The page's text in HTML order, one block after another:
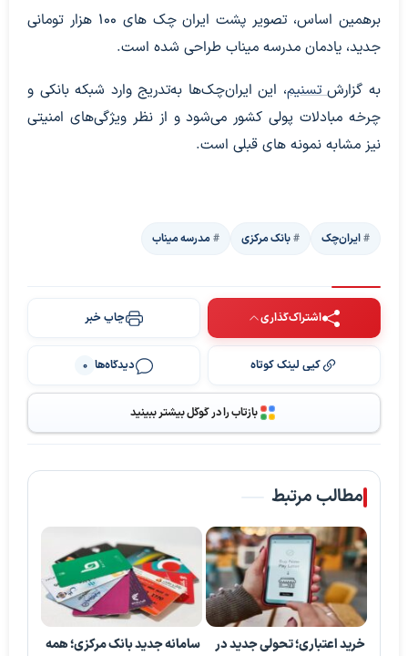
برهمین اساس، تصویر پشت ایران چک های 100 هزار تومانی
جدید، یادمان مدرسه میناب طراحی شده است.
به گزارشتسنیم، این ایران‌چک‌ها به‌تدریج وارد شبکه بانکی و
چرخه مبادلات پولی کشور می‌شود و از نظر ویژگی‌های امنیتی
نیز مشابه نمونه های قبلی است.
ایران‌چک بانک مرکزی مدرسه میناب
اشتراک‌گذاری چاپ خبر
کپی لینک کوتاه دیدگاه‌ها 0
بازتاب را در گوگل بیشتر ببینید
مطالب مرتبط
خرید اعتباری؛ تحولی جدید در
سامانه جدید بانک مرکزی؛ همه